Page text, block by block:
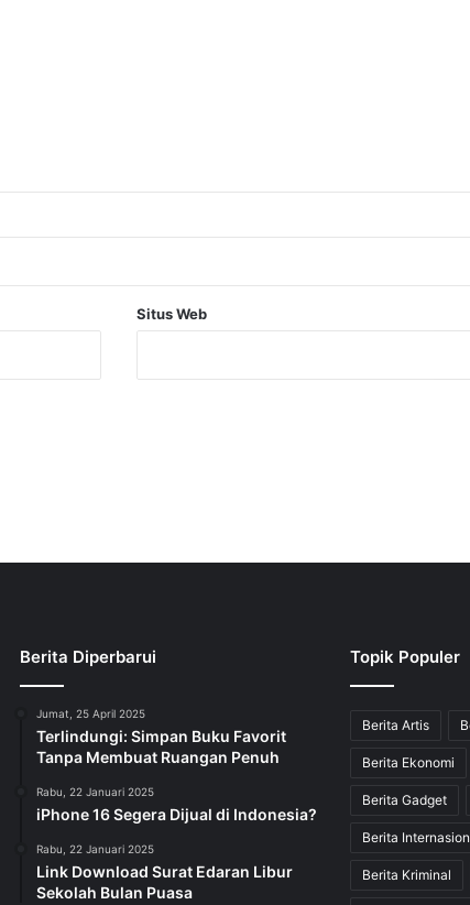
Situs Web
Berita Diperbarui
Jumat, 25 April 2025
Terlindungi: Simpan Buku Favorit
Tanpa Membuat Ruangan Penuh
Rabu, 22 Januari 2025
iPhone 16 Segera Dijual di Indonesia?
Rabu, 22 Januari 2025
Link Download Surat Edaran Libur
Sekolah Bulan Puasa
Topik Populer
Berita Artis
Berita Ekonomi
Berita Gadget
Berita
Berita Kriminal